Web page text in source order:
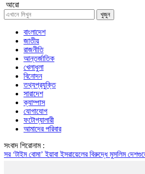
আরো
খুজুন
বাংলাদেশ
জাতীয়
রাজনীতি
আন্তর্জাতিক
খেলাধুলা
বিনোদন
তথ্যপ্রযুক্তি
সারাদেশ
ক্যাম্পাস
যোগাযোগ
ফটোগ্যালারী
আমাদের পরিবার
সংবাদ শিরোনাম :
বোমা’ ইয়াবাইসরায়েলের বিরুদ্ধে মুসলিম দেশগুলোকে